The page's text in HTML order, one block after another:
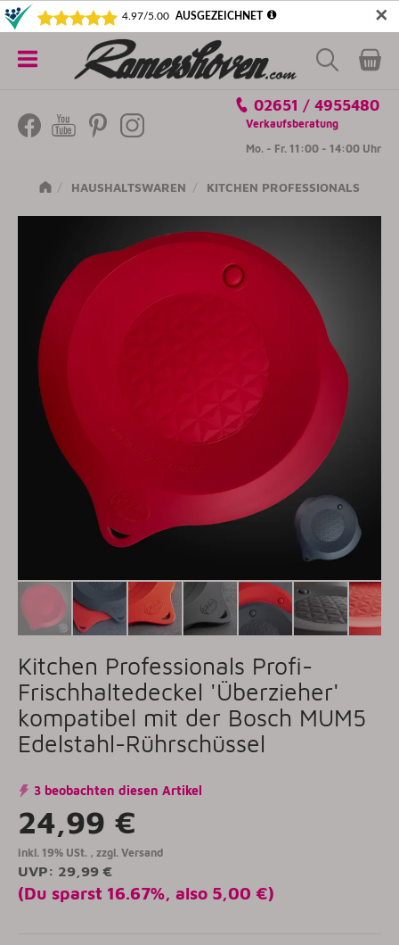
✕
5€ SICHERN! NEWSLETTER ABONNIEREN
Kategorien
02651 / 4955480
Verkaufsberatung
Mo. - Fr. 11:00 - 14:00 Uhr
HAUSHALTSWAREN KITCHEN PROFESSIONALS
Kitchen Professionals Profi-
Frischhaltedeckel 'Überzieher'
kompatibel mit der Bosch MUM5
Edelstahl-Rührschüssel
3 beobachten diesen Artikel
24,99 €
inkl. 19% USt. , zzgl. Versand
UVP: 29,99 €
(Du sparst 16.67%, also 5,00 €)